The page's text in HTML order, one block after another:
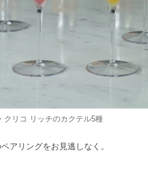
クリコ リッチのカクテル5種
アリングをお見逃しなく。